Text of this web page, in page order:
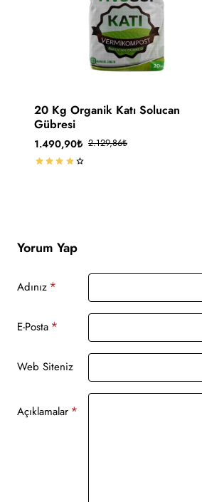
🔥 Çok Satan
-30%
20 Kg Organik Katı Solucan
Gübresi
1.490,90₺ 2.129,86₺
Yorum Yap
Adınız
E-Posta
Web Siteniz
Açıklamalar